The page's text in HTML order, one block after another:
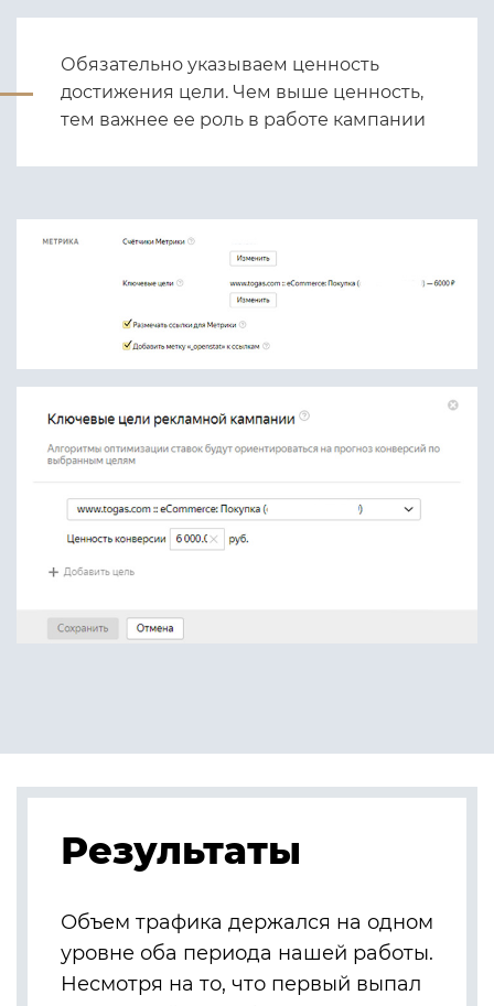
Обязательно указываем ценность
достижения цели. Чем выше ценность,
тем важнее ее роль в работе кампании
Результаты
Объем трафика держался на одном
уровне оба периода нашей работы.
Несмотря на то, что первый выпал